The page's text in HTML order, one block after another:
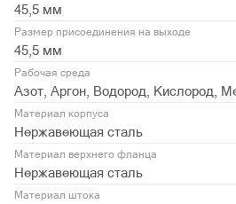
45,5 мм
Размер присоединения на выходе
45,5 мм
Рабочая среда
Азот, Аргон, Водород, Кислород,
Материал корпуса
Нержавеющая сталь
Материал верхнего фланца
Нержавеющая сталь
Материал штока